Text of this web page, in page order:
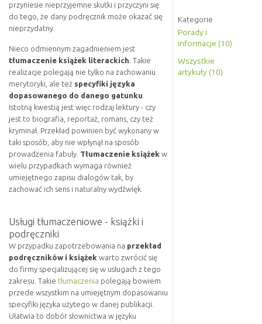
przyniesie nieprzyjemne skutki i przyczyni się
do tego, że dany podręcznik może okazać się
nieprzydatny.
Nieco odmiennym zagadnieniem jest
tłumaczenie książek literackich . Takie
realizacje polegają nie tylko na zachowaniu
merytoryki, ale też specyfiki języka
dopasowanego do danego gatunku
Istotną kwestią jest więc rodzaj lektury - czy
jest to biografia, reportaż, romans, czy też
kryminał. Przekład powinien być wykonany w
taki sposób, aby nie wpłynął na sposób
prowadzenia fabuły. Tłumaczenie książek w
wielu przypadkach wymaga również
umiejętnego zapisu dialogów tak, by
zachować ich sens i naturalny wydźwięk.
Usługi tłumaczeniowe - książki i
podręczniki
W przypadku zapotrzebowania na przekład
podręczników i książek warto zwrócić się
do firmy specjalizującej się w usługach z tego
zakresu. Takie tłumaczenia polegają bowiem
przede wszystkim na umiejętnym dopasowaniu
specyfiki języka użytego w danej publikacji.
Ułatwia to dobór słownictwa w języku
Kategorie
Porady i
informacje (10)
Wszystkie
artykuły (10)